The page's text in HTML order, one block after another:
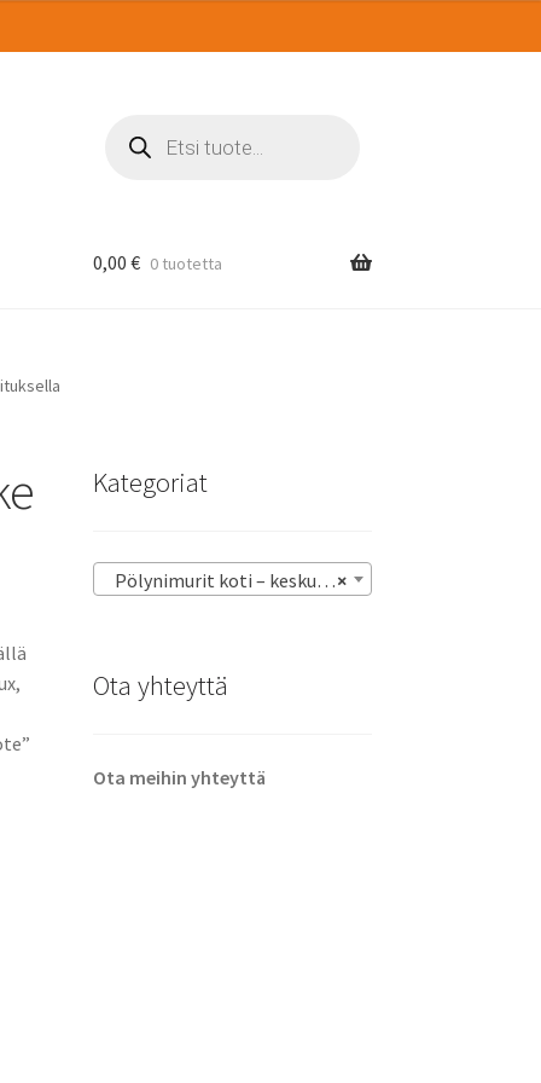
search
0,00 € 0 tuotetta
Kategoriat
×
Pölynimurit koti – keskus – varsi – robotti – imurit
Ota yhteyttä
Ota meihin yhteyttä